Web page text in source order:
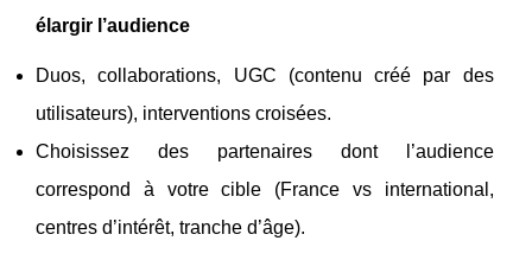
élargir l’audience
Duos, collaborations, UGC (contenu créé par des
utilisateurs), interventions croisées.
Choisissez des partenaires dont l’audience
correspond à votre cible (France vs international,
centres d’intérêt, tranche d’âge).